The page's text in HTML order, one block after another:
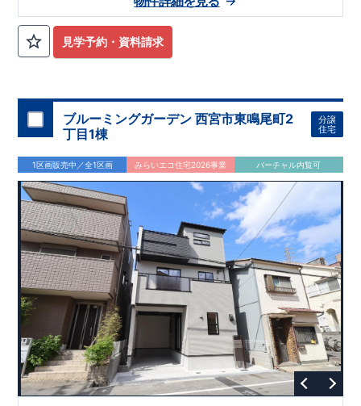
見学予約・資料請求
ブルーミングガーデン 西宮市東鳴尾町2
丁目1棟
分譲
住宅
1区画販売中／全1区画 みらいエコ住宅2026事業 バーチャル内覧可